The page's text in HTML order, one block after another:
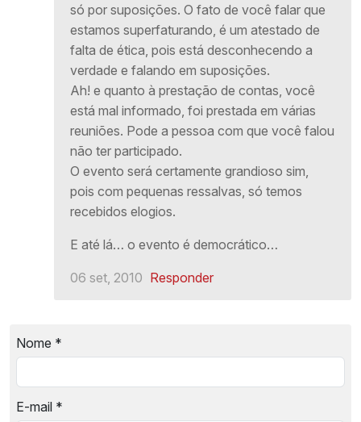
só por suposições. O fato de você falar que
estamos superfaturando, é um atestado de
falta de ética, pois está desconhecendo a
verdade e falando em suposições.
Ah! e quanto à prestação de contas, você
está mal informado, foi prestada em várias
reuniões. Pode a pessoa com que você falou
não ter participado.
O evento será certamente grandioso sim,
pois com pequenas ressalvas, só temos
recebidos elogios.
E até lá… o evento é democrático…
06 set, 2010 Responder
Nome *
E-mail *